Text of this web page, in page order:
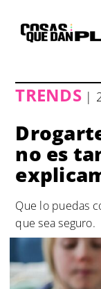
contenido
TRENDS| 2
no es
Que lo puedas
que sea seguro.